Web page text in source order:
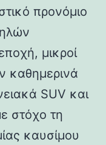
προνόμιο
μικροί
καθημερινά
SUV και
στόχο τη
καυσίμου